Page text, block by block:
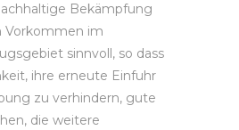
Bekämpfung
Vorkommen im
sinnvoll, so dass
ihre erneute Einfuhr
zu verhindern, gute
die weitere